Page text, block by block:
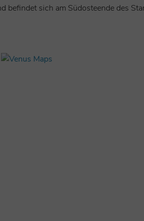
sich am Südosteende des